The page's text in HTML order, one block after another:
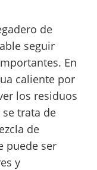
de
seguir
En
caliente por
los residuos
trata de
de
puede ser
y